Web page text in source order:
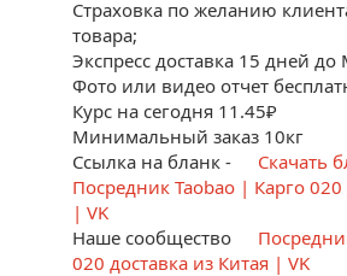
Страховка по желанию
товара;
Экспресс доставка 15 дней
Фото или видео отчет
Курс на сегодня 11.45₽
Минимальный заказ 10кг
Ссылка на бланк -
Скачать
Посредник Taobao | Карго 020
| VK
Наше сообщество
020 доставка из Китая | VK